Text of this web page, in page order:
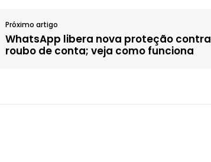
Próximo artigo
WhatsApp libera nova proteção contra
roubo de conta; veja como funciona